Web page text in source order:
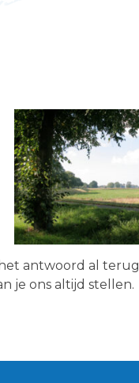
antwoord al
je ons altijd stellen.